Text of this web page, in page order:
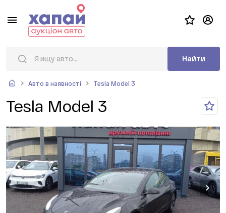
Найти
Авто в наявності Tesla Model 3
Tesla Model 3